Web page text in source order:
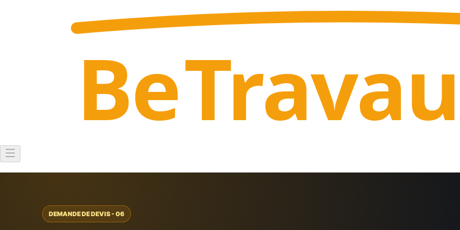
Be
DEMANDE DE DEVIS - 06